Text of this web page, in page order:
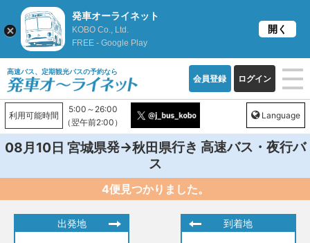
高速バス、定期観光バスの予約なら
会員登録 ログイン
利用可能時間
5:00～26:00
（翌午前2:00）
Language
08月10日 宮城県発→秋田県行き 高速バス・夜行バ
ス
4便見つかりました。
出発地 到着地
発車オーライネット
KOBO Co., Ltd.
FREE - Google Play
開く